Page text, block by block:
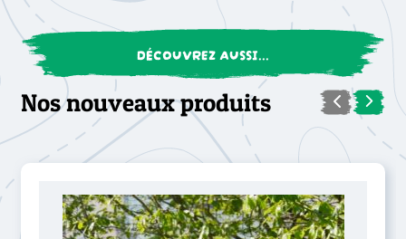
DÉCOUVREZ AUSSI...
Nos nouveaux produits